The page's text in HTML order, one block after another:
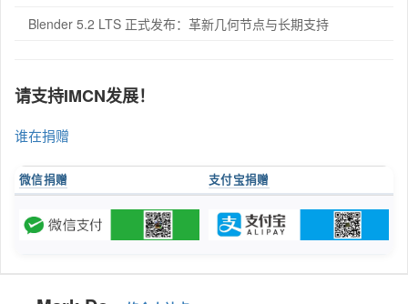
Blender 5.2 LTS 正式发布：革新几何节点与长期支持
请支持IMCN发展！
谁在捐赠
微信捐赠 支付宝捐赠